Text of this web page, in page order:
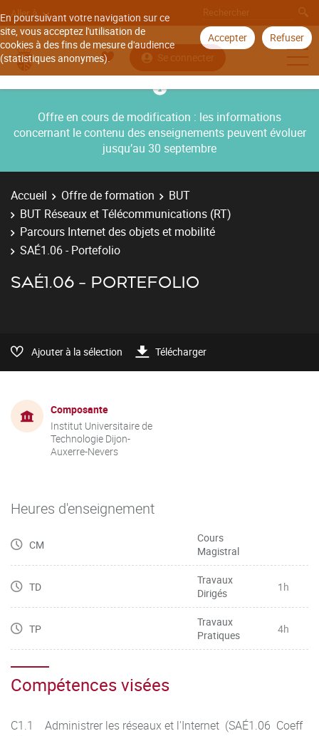
En poursuivant votre navigation sur ce
site, vous acceptez l'utilisation de
cookies à des fins de mesure d'audience
(statistiques anonymes).
Accepter Refuser
Aller à
Se connecter
Offre en cours de modification : les informations
concernant le contenu des enseignements peuvent évoluer
jusqu’au 30 septembre
Accueil Offre de formation
BUT
BUT Réseaux et Télécommunications (RT)
Parcours Internet des objets et mobilité
SAÉ1.06 - Portefolio
SAÉ1.06 - PORTEFOLIO
Ajouter à la sélection Télécharger
Composante
Institut Universitaire de
Technologie Dijon-
Auxerre-Nevers
Heures d'enseignement
CM
Cours
Magistral
TD
Travaux
Dirigés
1h
TP
Travaux
Pratiques
4h
Compétences visées
C1.1 Administrer les réseaux et l'Internet (SAÉ1.06 Coeff